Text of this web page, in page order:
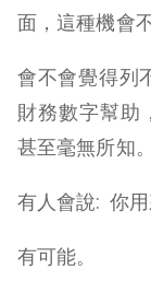
面，這種機會
會不會覺得列
財務數字幫助
甚至毫無所知
有人會說: 你用
有可能。